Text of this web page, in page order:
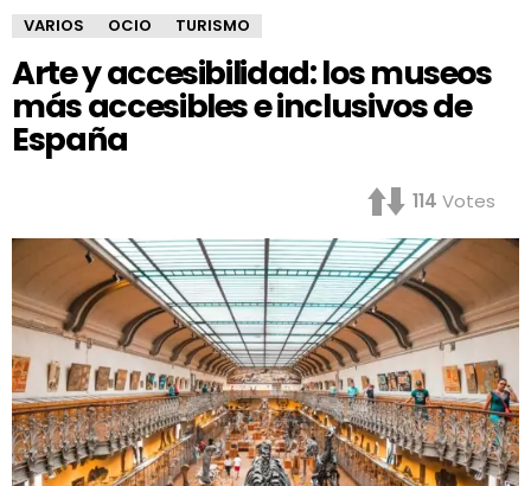
VARIOS OCIO TURISMO
Arte y accesibilidad: los museos
más accesibles e inclusivos de
España
114 Votes